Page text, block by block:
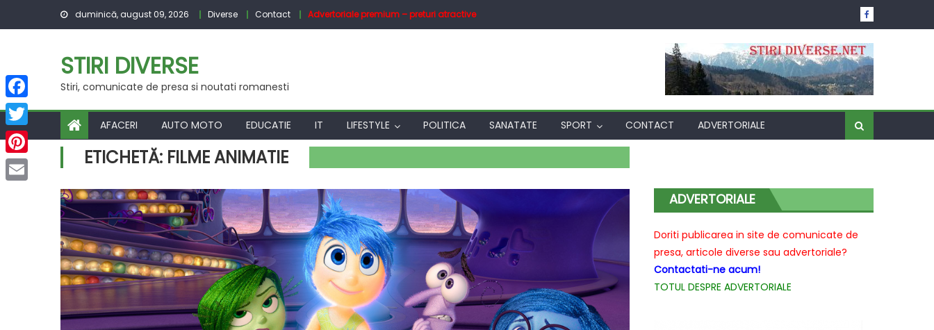
duminică, august 09, 2026 Diverse Contact Advertoriale premium – preturi atractive
STIRI DIVERSE
Stiri, comunicate de presa si noutati romanesti
AFACERI AUTO MOTO EDUCATIE IT LIFESTYLE POLITICA SANATATE SPORT CONTACT ADVERTORIALE
ETICHETĂ: FILME ANIMATIE
ADVERTORIALE
Doriti publicarea in site de comunicate de
presa, articole diverse sau advertoriale?
Contactati-ne acum!
TOTUL DESPRE ADVERTORIALE
Facebook
Twitter
Pinterest